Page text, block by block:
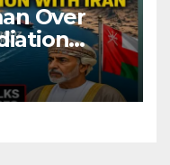
Over